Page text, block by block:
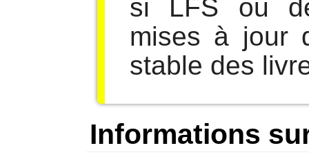
si LFS ou
mises à jour
stable des
Informations